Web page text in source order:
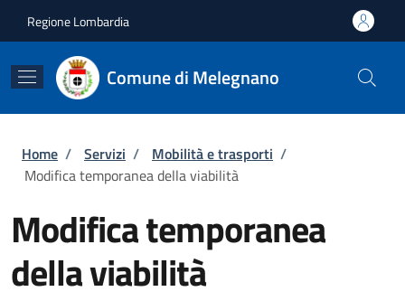
Regione Lombardia
Comune di Melegnano
Briciole di pane
Home / Servizi / Mobilità e trasporti /
Modifica temporanea della viabilità
Modifica temporanea
della viabilità